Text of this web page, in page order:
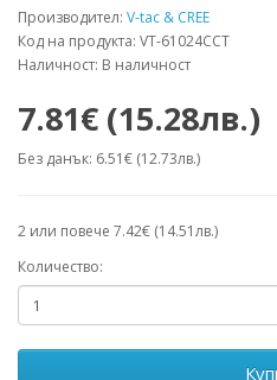
Производител: V-tac & CREE
Код на продукта: VT-61024CCT
Наличност: В наличност
7.81€ (15.28лв.)
Без данък: 6.51€ (12.73лв.)
2 или повече 7.42€ (14.51лв.)
Количество: